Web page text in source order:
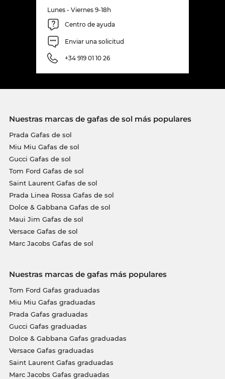
Lunes - Viernes 9-18h
Centro de ayuda
Enviar una solicitud
+34 919 01 10 26
Nuestras marcas de gafas de sol más populares
Prada Gafas de sol
Miu Miu Gafas de sol
Gucci Gafas de sol
Tom Ford Gafas de sol
Saint Laurent Gafas de sol
Prada Linea Rossa Gafas de sol
Dolce & Gabbana Gafas de sol
Maui Jim Gafas de sol
Versace Gafas de sol
Marc Jacobs Gafas de sol
Nuestras marcas de gafas más populares
Tom Ford Gafas graduadas
Miu Miu Gafas graduadas
Prada Gafas graduadas
Gucci Gafas graduadas
Dolce & Gabbana Gafas graduadas
Versace Gafas graduadas
Saint Laurent Gafas graduadas
Marc Jacobs Gafas graduadas